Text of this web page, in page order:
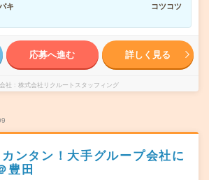
キ
コツコツ
応募へ進む 詳しく見る
社 株式会社リクルートスタッフィング
ンタン！大手グループ会社に
豊田